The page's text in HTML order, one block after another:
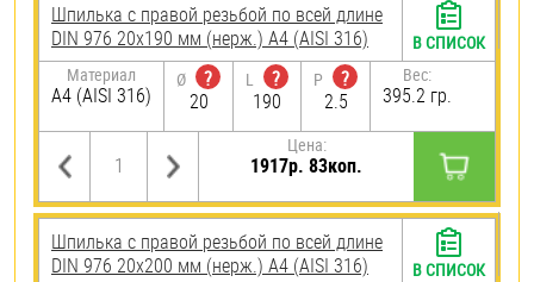
Шпилька с правой резьбой по всей длине
DIN 976 20х190 мм (нерж.) A4 (AISI 316)
Материал
A4 (AISI 316)
Ø
?
20
L
?
190
P
?
2.5
Вес:
395.2 гр.
Цена:
1917р. 83коп.
В СПИСОК
Шпилька с правой резьбой по всей длине
DIN 976 20х200 мм (нерж.) A4 (AISI 316)
В СПИСОК